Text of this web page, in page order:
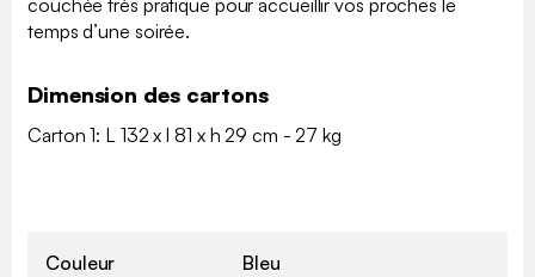
couchée très pratique pour accueillir vos proches le
temps d’une soirée.
Dimension des cartons
Carton 1: L 132 x l 81 x h 29 cm - 27 kg
Couleur Bleu